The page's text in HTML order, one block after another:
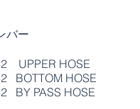
バー
UPPER HOSE
BOTTOM HOSE
BY PASS HOSE